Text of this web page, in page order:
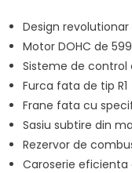
Design revolutionar
Motor DOHC de
Sisteme de
Furca fata de tip R1
Frane fata cu
Sasiu subtire din
Rezervor de
Caroserie